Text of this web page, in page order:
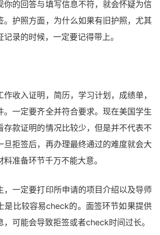
你的回答与填写信息不符，就会怀疑为信
。护照方面，为什么如果有旧护照，尤其
录的时候，一定要记得带上。
收入证明，简历，学习计划，成绩单，
。一定要齐全并符合要求。现在美国学生
存款证明的情况比较少，但是并不代表不
旦拒签后，再办理最终通过的难度就会大
准备环节千万不能大意。
，一定要打印所申请的项目介绍以及导师
是比较容易check的。面签环节如果提供
，可能会导致拒签或者check时间过长。